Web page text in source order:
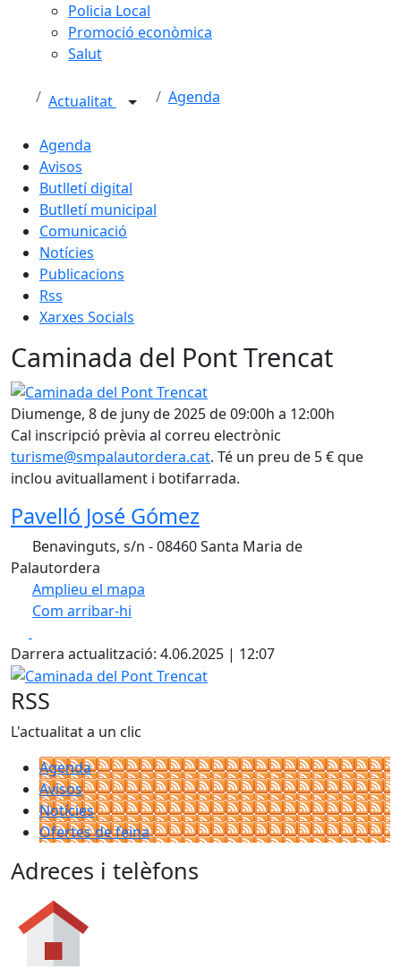
Policia Local
Promoció econòmica
Salut
Actualitat Agenda
Agenda
Avisos
Butlletí digital
Butlletí municipal
Comunicació
Notícies
Publicacions
Rss
Xarxes Socials
Caminada del Pont Trencat
Caminada del Pont Trencat
Diumenge, 8 de juny de 2025 de 09:00h a 12:00h
Cal inscripció prèvia al correu electrònic
turisme@smpalautordera.cat. Té un preu de 5 € que
inclou avituallament i botifarrada.
Pavelló José Gómez
Benavinguts, s/n - 08460 Santa Maria de
Palautordera
Amplieu el mapa
Com arribar-hi
+
−
Darrera actualització: 4.06.2025 | 12:07
Caminada del Pont Trencat
RSS
L'actualitat a un clic
Agenda
Avisos
Notícies
Ofertes de feina
Adreces i telèfons